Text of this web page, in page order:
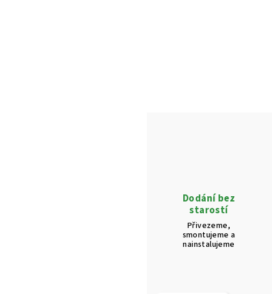
Dodání bez
starostí
Přivezeme,
smontujeme a
nainstalujeme